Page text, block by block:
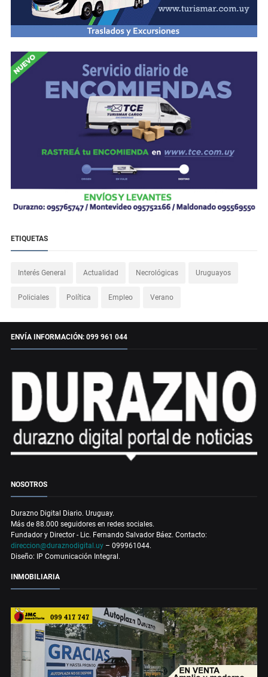
ETIQUETAS
Interés General Actualidad Necrológicas Uruguayos
Policiales Política Empleo Verano
ENVÍA INFORMACIÓN: 099 961 044
NOSOTROS
Durazno Digital Diario. Uruguay.
Más de 88.000 seguidores en redes sociales.
Fundador y Director - Lic. Fernando Salvador Báez. Contacto:
direccion@duraznodigital.uy – 099961044.
Diseño: IP Comunicación Integral.
INMOBILIARIA